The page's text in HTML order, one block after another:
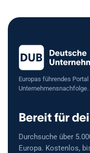
leistungsfähige,
Zeitraum – gewährleistet
Ihre Kontaktaufnahme
Diskretion ist
Europas führendes
Unternehmensnachfolge.
Bereit für
Durchsuche über
Europa. Kostenlos,